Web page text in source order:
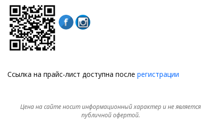
Ссылка на прайс-лист доступна после регистрации
Цена на сайте носит информационный характер и не является
публичной офертой.